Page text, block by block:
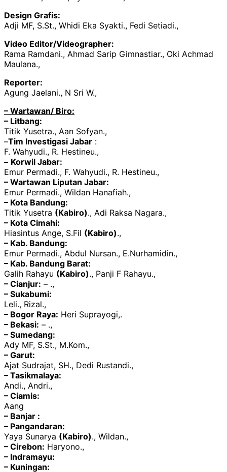
Design Grafis:
Adji MF, S.St., Whidi Eka Syakti., Fedi Setiadi.,
Video Editor/Videographer:
Rama Ramdani., Ahmad Sarip Gimnastiar., Oki Achmad
Maulana.,
Reporter:
Agung Jaelani., N Sri W.,
– Wartawan/ Biro:
– Litbang:
Titik Yusetra., Aan Sofyan.,
–Tim Investigasi Jabar :
F. Wahyudi., R. Hestineu.,
– Korwil Jabar:
Emur Permadi., F. Wahyudi., R. Hestineu.,
– Wartawan Liputan Jabar:
Emur Permadi., Wildan Hanafiah.,
– Kota Bandung:
Titik Yusetra (Kabiro)., Adi Raksa Nagara.,
– Kota Cimahi:
Hiasintus Ange, S.Fil (Kabiro).,
– Kab. Bandung:
Emur Permadi., Abdul Nursan., E.Nurhamidin.,
– Kab. Bandung Barat:
Galih Rahayu (Kabiro)., Panji F Rahayu.,
– Cianjur: – .,
– Sukabumi:
Leli., Rizal.,
– Bogor Raya: Heri Suprayogi,.
– Bekasi: – .,
– Sumedang:
Ady MF, S.St., M.Kom.,
– Garut:
Ajat Sudrajat, SH., Dedi Rustandi.,
– Tasikmalaya:
Andi., Andri.,
– Ciamis:
Aang
– Banjar :
– Pangandaran:
Yaya Sunarya (Kabiro)., Wildan.,
– Cirebon: Haryono.,
– Indramayu:
– Kuningan: